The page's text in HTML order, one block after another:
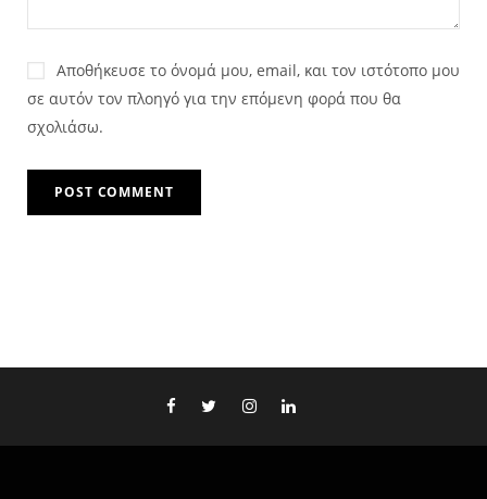
Αποθήκευσε το όνομά μου, email, και τον ιστότοπο μου
σε αυτόν τον πλοηγό για την επόμενη φορά που θα
σχολιάσω.